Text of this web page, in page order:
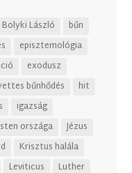
Bolyki László
bűn
episztemológia
exodusz
bűnhődés
hit
igazság
országa
Jézus
Krisztus halála
Leviticus Luther